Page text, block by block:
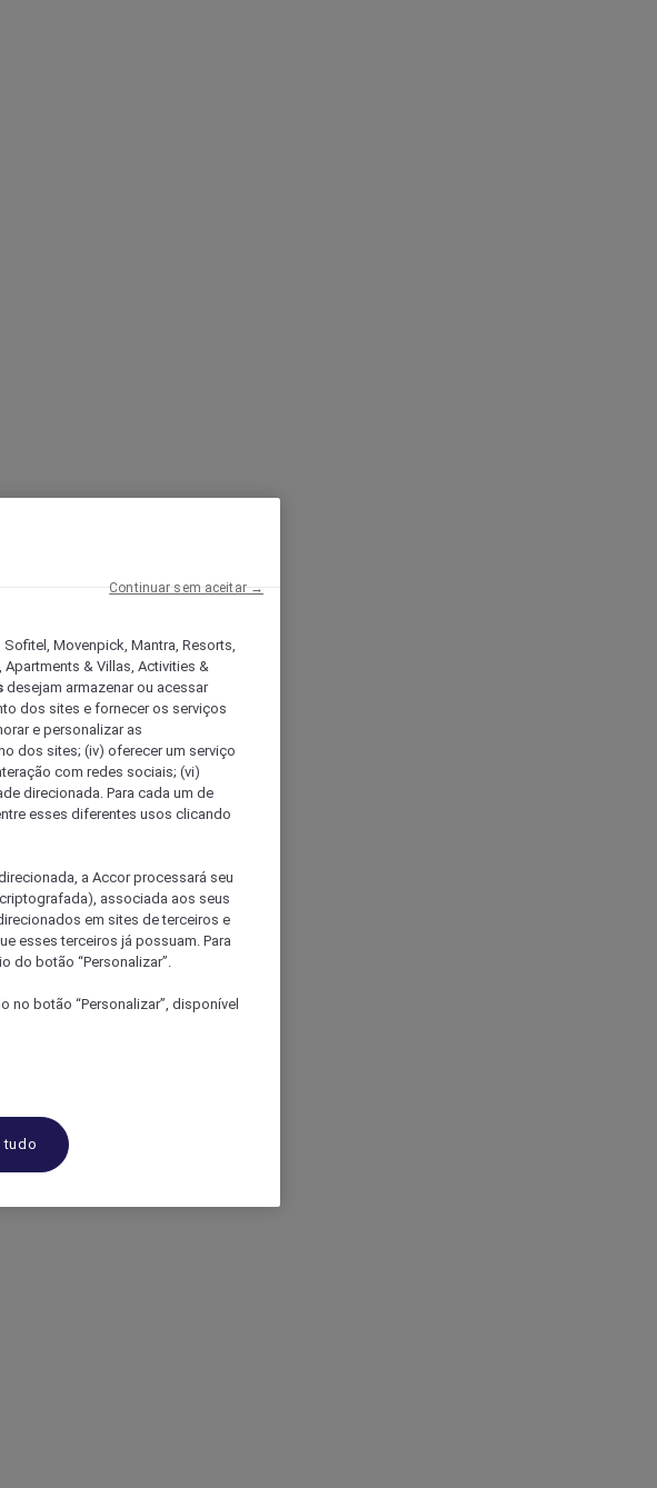
Sofitel, Movenpick, Mantra, Resorts,
& Villas, Activities &
desejam armazenar ou acessar
dos sites e fornecer os serviços
e personalizar as
dos sites; (iv) oferecer um serviço
com redes sociais; (vi)
direcionada. Para cada um de
esses diferentes usos clicando
a Accor processará seu
associada aos seus
em sites de terceiros e
esses terceiros já possuam. Para
do botão “Personalizar”.
no botão “Personalizar”, disponível
tudo
Continuar sem aceitar →